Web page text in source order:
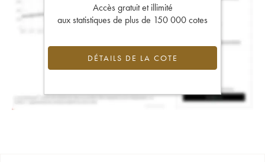
Accès gratuit et illimité
aux statistiques de plus de 150 000 cotes
DÉTAILS DE LA COTE